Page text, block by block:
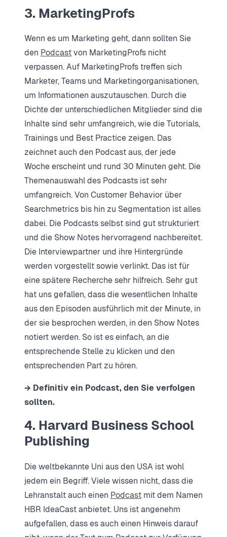
3. MarketingProfs
Wenn es um Marketing geht, dann sollten Sie
den Podcastvon MarketingProfs nicht
verpassen. Auf MarketingProfs treffen sich
Marketer, Teams und Marketingorganisationen,
um Informationen auszutauschen. Durch die
Dichte der unterschiedlichen Mitglieder sind die
Inhalte sind sehr umfangreich, wie die Tutorials,
Trainings und Best Practice zeigen. Das
zeichnet auch den Podcast aus, der jede
Woche erscheint und rund 30 Minuten geht. Die
Themenauswahl des Podcasts ist sehr
umfangreich. Von Customer Behavior über
Searchmetrics bis hin zu Segmentation ist alles
dabei. Die Podcasts selbst sind gut strukturiert
und die Show Notes hervorragend nachbereitet.
Die Interviewpartner und ihre Hintergründe
werden vorgestellt sowie verlinkt. Das ist für
eine spätere Recherche sehr hilfreich. Sehr gut
hat uns gefallen, dass die wesentlichen Inhalte
aus den Episoden ausführlich mit der Minute, in
der sie besprochen werden, in den Show Notes
notiert werden. So ist es einfach, an die
entsprechende Stelle zu klicken und den
entsprechenden Part zu hören.
→ Definitiv ein Podcast, den Sie verfolgen
sollten.
4. Harvard Business School
Publishing
Die weltbekannte Uni aus den USA ist wohl
jedem ein Begriff. Viele wissen nicht, dass die
Lehranstalt auch einen Podcast mit dem Namen
HBR IdeaCast anbietet. Uns ist angenehm
aufgefallen, dass es auch einen Hinweis darauf